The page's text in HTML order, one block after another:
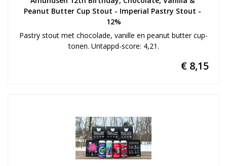
Peanut Butter Cup Stout - Imperial Pastry Stout -
12%
Pastry stout met chocolade, vanille en peanut butter cup-
tonen. Untappd-score: 4,21.
€ 8,15